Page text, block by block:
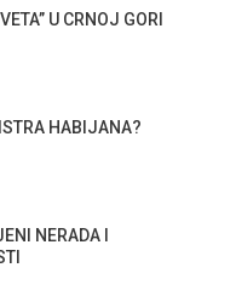
U CRNOJ GORI
HABIJANA?
NERADA I